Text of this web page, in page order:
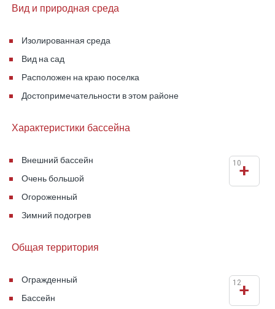
Вид и природная среда
Изолированная среда
Вид на сад
Расположен на краю поселка
Достопримечательности в этом районе
Характеристики бассейна
Внешний бассейн
Очень большой
Огороженный
Зимний подогрев
+
10
Общая территория
Огражденный
Бассейн
+
12